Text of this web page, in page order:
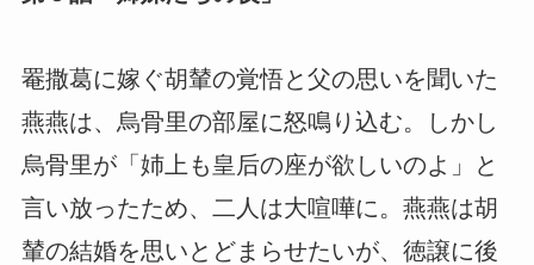
罨撒葛に嫁ぐ胡輦の覚悟と父の思いを聞いた
燕燕は、烏骨里の部屋に怒鳴り込む。しかし
烏骨里が「姉上も皇后の座が欲しいのよ」と
言い放ったため、二人は大喧嘩に。燕燕は胡
輦の結婚を思いとどまらせたいが、徳譲に後